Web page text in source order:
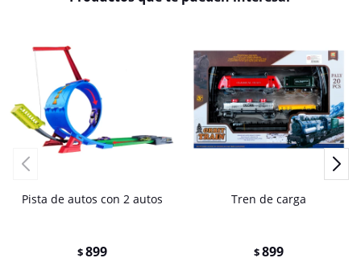
Pista de autos con 2 autos
$899
Tren de carga
$899